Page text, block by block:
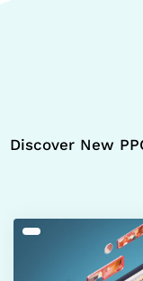
Discover New